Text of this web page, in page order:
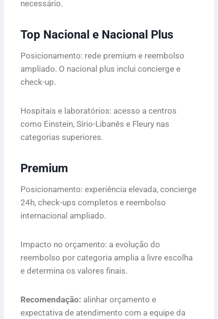
necessário.
Top Nacional e Nacional Plus
Posicionamento: rede premium e reembolso
ampliado. O nacional plus inclui concierge e
check-up.
Hospitais e laboratórios: acesso a centros
como Einstein, Sírio-Libanês e Fleury nas
categorias superiores.
Premium
Posicionamento: experiência elevada, concierge
24h, check-ups completos e reembolso
internacional ampliado.
Impacto no orçamento: a evolução do
reembolso por categoria amplia a livre escolha
e determina os valores finais.
Recomendação: alinhar orçamento e
expectativa de atendimento com a equipe da